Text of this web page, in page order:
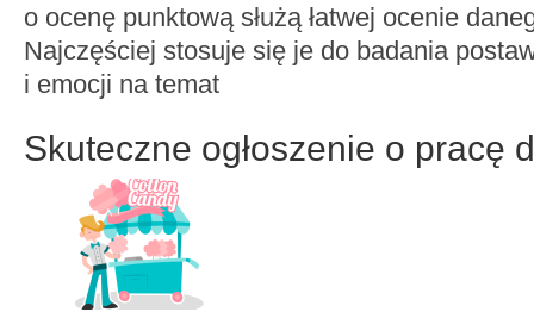
o ocenę punktową służą łatwej ocenie
Najczęściej stosuje się je do badania
i emocji na temat
Skuteczne ogłoszenie o pracę